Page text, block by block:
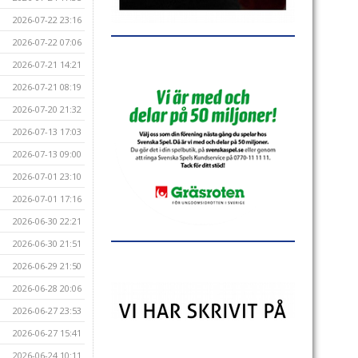
2026-07-22 23:16
2026-07-22 07:06
2026-07-21 14:21
2026-07-21 08:19
2026-07-20 21:32
2026-07-13 17:03
2026-07-13 09:00
2026-07-01 23:10
2026-07-01 17:16
2026-06-30 22:21
2026-06-30 21:51
2026-06-29 21:50
2026-06-28 20:06
2026-06-27 23:53
2026-06-27 15:41
2026-06-24 10:11